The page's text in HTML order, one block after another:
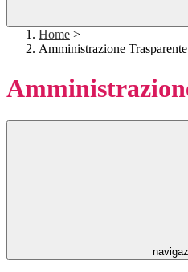
Home >
Amministrazione Trasparente